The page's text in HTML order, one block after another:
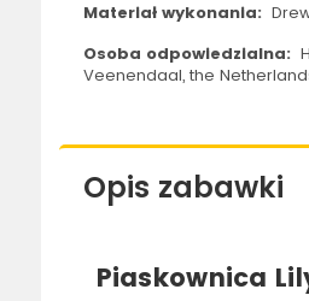
Materiał wykonania:
Osoba odpowiedzialna:
Veenendaal, the
Opis zabawki
Piaskownica